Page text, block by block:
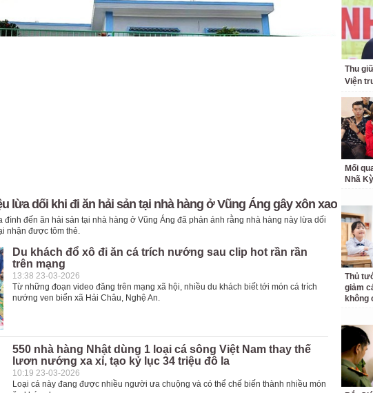
lừa dối khi đi ăn hải sản tại nhà hàng ở Vũng Áng gây xôn xao
đình đến ăn hải sản tại nhà hàng ở Vũng Áng đã phản ánh rằng nhà hàng này lừa dối
nhận được tôm thẻ.
Du khách đổ xô đi ăn cá trích nướng sau clip hot rần rần
trên mạng
13:38 23-03-2026
Từ những đoạn video đăng trên mạng xã hội, nhiều du khách biết tới món cá trích
nướng ven biển xã Hải Châu, Nghệ An.
550 nhà hàng Nhật dùng 1 loại cá sông Việt Nam thay thế
lươn nướng xa xỉ, tạo kỷ lục 34 triệu đô la
10:19 23-03-2026
Loại cá này đang được nhiều người ưa chuộng và có thể chế biến thành nhiều món
Thu
Viện
Mối
Nhã
Thủ
giảm
không